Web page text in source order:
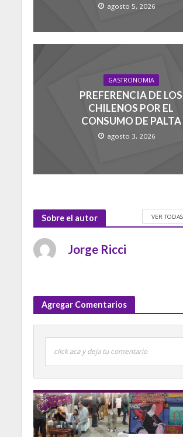
agosto 5, 2026
GASTRONOMIA
PREFERENCIA DE LOS
CHILENOS POR EL
CONSUMO DE PALTA
agosto 3, 2026
Sobre el autor VER
Jorge Ricci
Agregar Comentarios
click aca y deja tu comentario